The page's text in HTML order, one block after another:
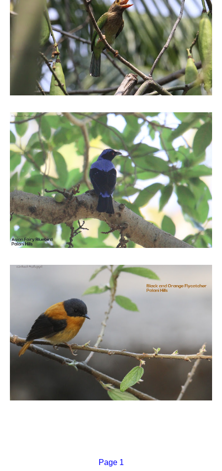
Page 1